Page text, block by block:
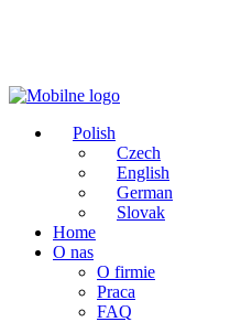
Polish
Czech
English
German
Slovak
Home
O nas
O firmie
Praca
FAQ